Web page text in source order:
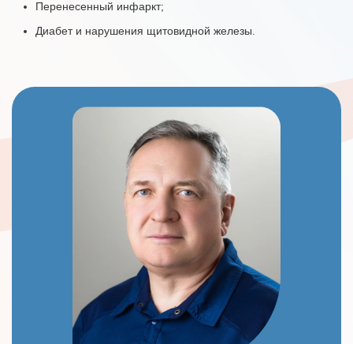
Перенесенный инфаркт;
Диабет и нарушения щитовидной железы.